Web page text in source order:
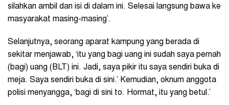
silahkan ambil dan isi di dalam ini. Selesai langsung bawa ke
masyarakat masing-masing’.
Selanjutnya, seorang aparat kampung yang berada di
sekitar menjawab, ‘itu yang bagi uang ini sudah saya pernah
(bagi) uang (BLT) ini. Jadi, saya pikir itu saya sendiri buka di
meja. Saya sendiri buka di sini.’ Kemudian, oknum anggota
polisi menyangga, ‘bagi di sini to. Hormat, itu yang betul.’